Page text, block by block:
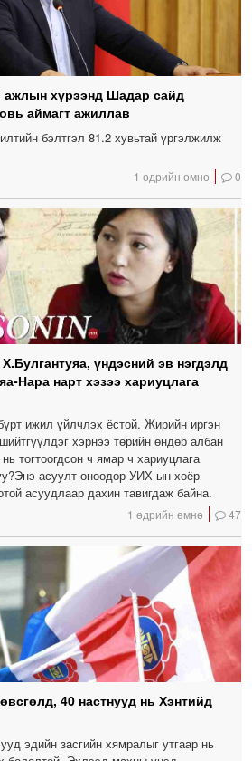
ажлын хүрээнд Шадар сайд
аймагт ажиллав
бэлтгэл 81.2 хувьтай үргэлжилж
1 өдрийн өмнө 0
үндэсний эв нэгдэлд
Нара нарт хэзээ хариуцлага
ижил үйлчлэх ёстой. Жирийн иргэн
хэрнээ төрийн өндөр албан
тогтоогдсон ч ямар ч хариуцлага
асуулт өнөөдөр УИХ-ын хоёр
асуудлаар дахин тавигдаж байна.
1 өдрийн өмнө 47
40 настнууд нь Хэнтийд
эдийн засгийн хямралыг утгаар нь